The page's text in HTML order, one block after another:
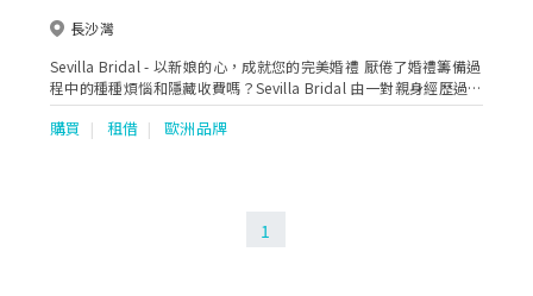
長沙灣
Sevilla Bridal - 以新娘的心，成就您的完美婚禮 厭倦了婚禮籌備過
程中的種種煩惱和隱藏收費嗎？Sevilla Bridal 由一對親身經歷過新
人苦惱的夫妻創立，我們決心為您帶來一個完全不同的貼心體驗。
我們的承諾： 專業團隊，由您親選：告別攝影師和化妝師的隨機指
購買 租借 歐洲品牌
1